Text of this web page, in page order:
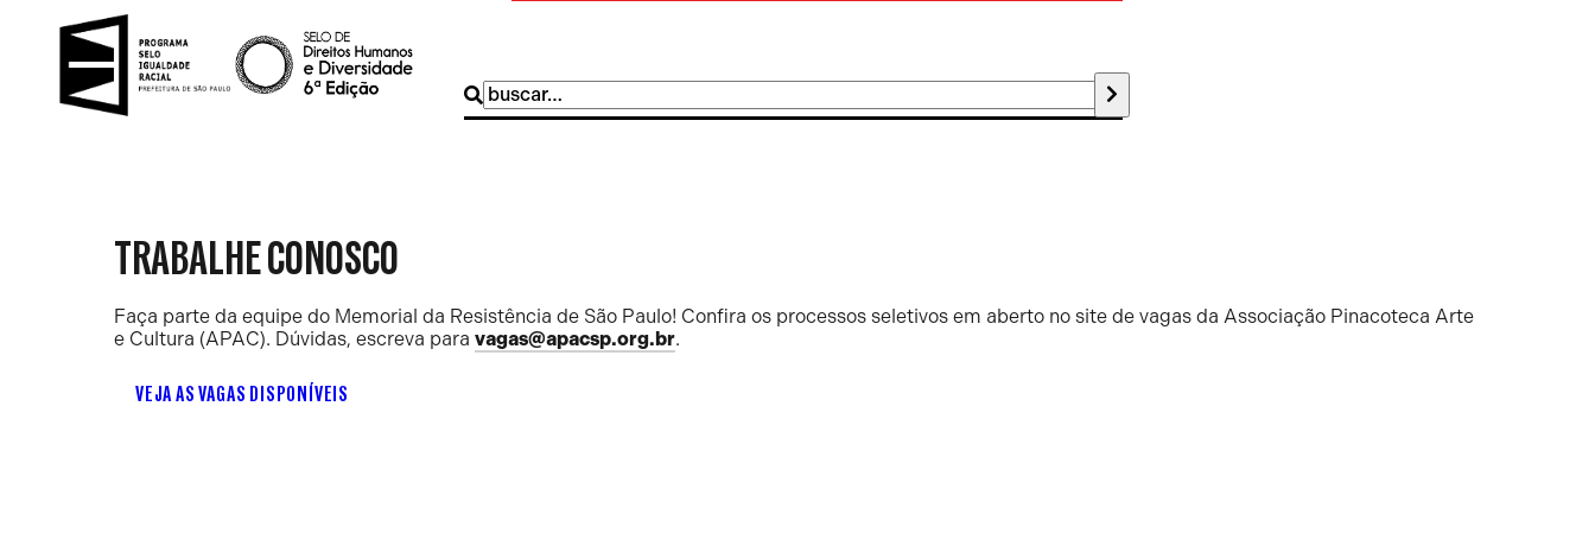
Buscar
por:
TRABALHE CONOSCO
Faça parte da equipe do Memorial da Resistência de São Paulo! Confira os processos seletivos em aberto no site de vagas da Associação Pinacoteca Arte
e Cultura (APAC). Dúvidas, escreva para vagas@apacsp.org.br.
VEJA AS VAGAS DISPONÍVEIS